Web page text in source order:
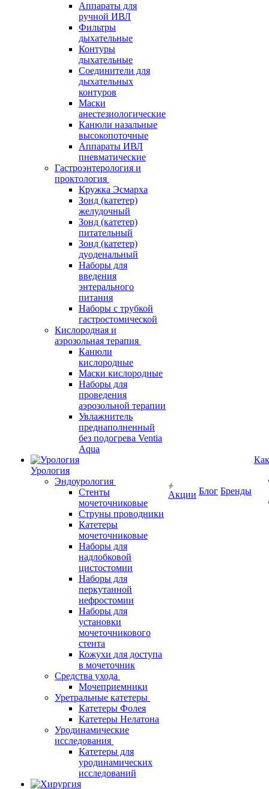
Аппараты для
ручной ИВЛ
Фильтры
дыхательные
Контуры
дыхательные
Соединители для
дыхательных
контуров
Маски
анестезиологические
Канюли назальные
высокопоточные
Аппараты ИВЛ
пневматические
Гастроэнтерология и
проктология
Кружка Эсмарха
Зонд (катетер)
желудочный
Зонд (катетер)
питательный
Зонд (катетер)
дуоденальный
Наборы для
введения
энтерального
питания
Наборы с трубкой
гастростомической
Кислородная и
аэрозольная терапия
Канюли
кислородные
Маски кислородные
Наборы для
проведения
аэрозольной терапии
Увлажнитель
преднаполненный
без подогрева Ventia
Aqua
Урология
Эндоурология
Стенты
мочеточниковые
Струны проводники
Катетеры
мочеточниковые
Наборы для
надлобковой
цистостомии
Наборы для
перкутанной
нефростомии
Наборы для
установки
мочеточникового
стента
Кожухи для доступа
в мочеточник
Средства ухода
Мочеприемники
Уретральные катетеры
Катетеры Фолея
Катетеры Нелатона
Уродинамические
исследования
Катетеры для
уродинамических
исследований
Акции Блог Бренды